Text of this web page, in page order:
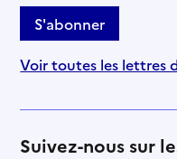
S'abonner
Voir toutes les lettres
Suivez-nous sur